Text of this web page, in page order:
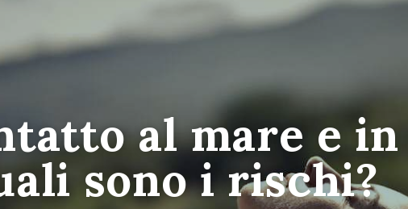
al mare e in
sono i rischi?